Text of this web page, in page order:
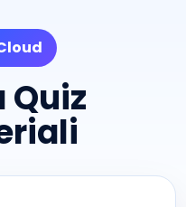
Quiz